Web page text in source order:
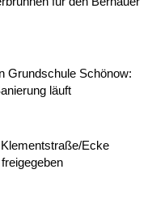
Grundschule Schönow:
läuft
Ecke